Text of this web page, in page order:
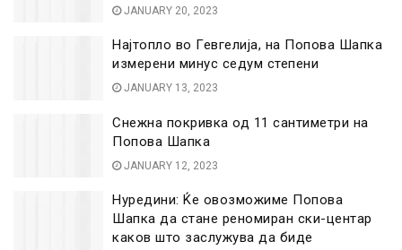
JANUARY 20, 2023
Најтопло во Гевгелија, на Попова Шапка
измерени минус седум степени
JANUARY 13, 2023
Снежна покривка од 11 сантиметри на
Попова Шапка
JANUARY 12, 2023
Нуредини: Ќе овозможиме Попова
Шапка да стане реномиран ски-центар
каков што заслужува да биде